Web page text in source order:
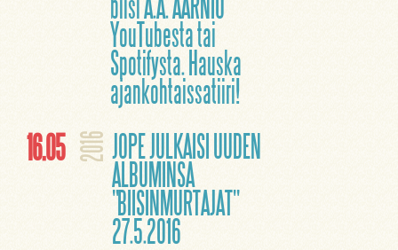
YouTubesta tai
Spotifysta. Hauska
ajankohtaissatiiri!
16.05 2016 JOPE JULKAISI UUDEN
ALBUMINSA
"BIISINMURTAJAT"
27.5.2016